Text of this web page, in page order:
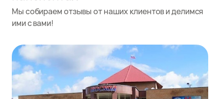
Мы собираем отзывы от наших клиентов и делимся
ими с вами!